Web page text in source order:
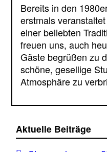
Bereits in den
erstmals
einer beliebten
freuen uns, auch
Gäste begrüßen zu
schöne, gesellige
Atmosphäre zu
Aktuelle Beiträge